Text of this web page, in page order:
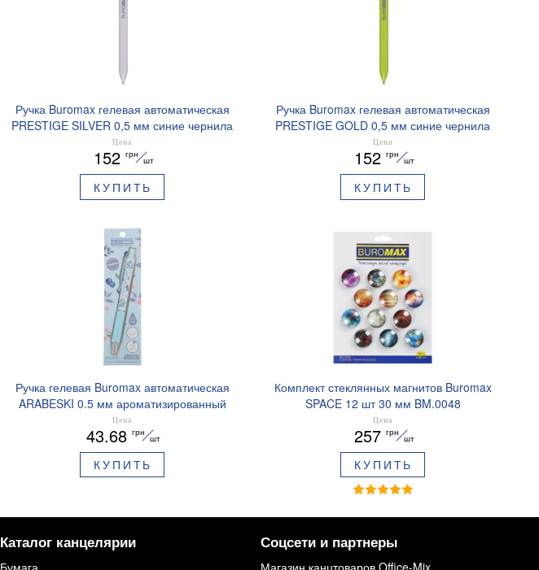
Ручка Buromax гелевая автоматическая
PRESTIGE SILVER 0,5 мм синие чернила
BM.83102
Цена
152 грн
шт
КУПИТЬ
Ручка Buromax гелевая автоматическая
PRESTIGE GOLD 0,5 мм синие чернила
BM.83101
Цена
152 грн
шт
КУПИТЬ
Ручка гелевая Buromax автоматическая
ARABESKI 0.5 мм ароматизированный
грипп синие чернила в блистере BM.8379-
02
Цена
43.68 грн
шт
КУПИТЬ
Комплект стеклянных магнитов Buromax
SPACE 12 шт 30 мм BM.0048
Цена
257 грн
шт
КУПИТЬ
Каталог канцелярии Соцсети и партнеры